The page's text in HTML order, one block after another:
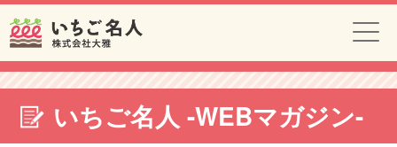
いちご名人 -WEBマガジン-